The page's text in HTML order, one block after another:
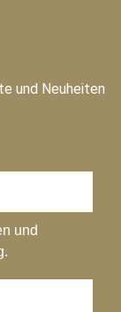
und Neuheiten
und